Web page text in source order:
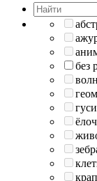
без